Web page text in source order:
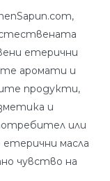
етерични
аромати и
продукти,
и
или
масла
чувство на